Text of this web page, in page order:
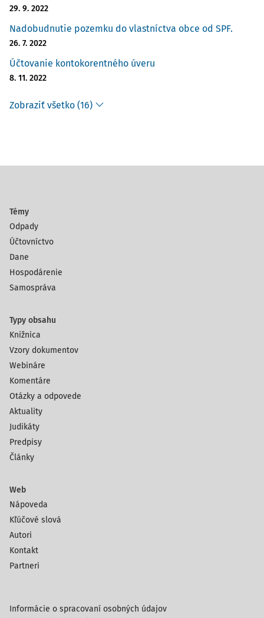
29. 9. 2022
Nadobudnutie pozemku do vlastníctva obce od SPF.
26. 7. 2022
Účtovanie kontokorentného úveru
8. 11. 2022
Zobraziť všetko (16)
Témy
Odpady
Účtovníctvo
Dane
Hospodárenie
Samospráva
Typy obsahu
Knižnica
Vzory dokumentov
Webináre
Komentáre
Otázky a odpovede
Aktuality
Judikáty
Predpisy
Články
Web
Nápoveda
Kľúčové slová
Autori
Kontakt
Partneri
Informácie o spracovaní osobných údajov